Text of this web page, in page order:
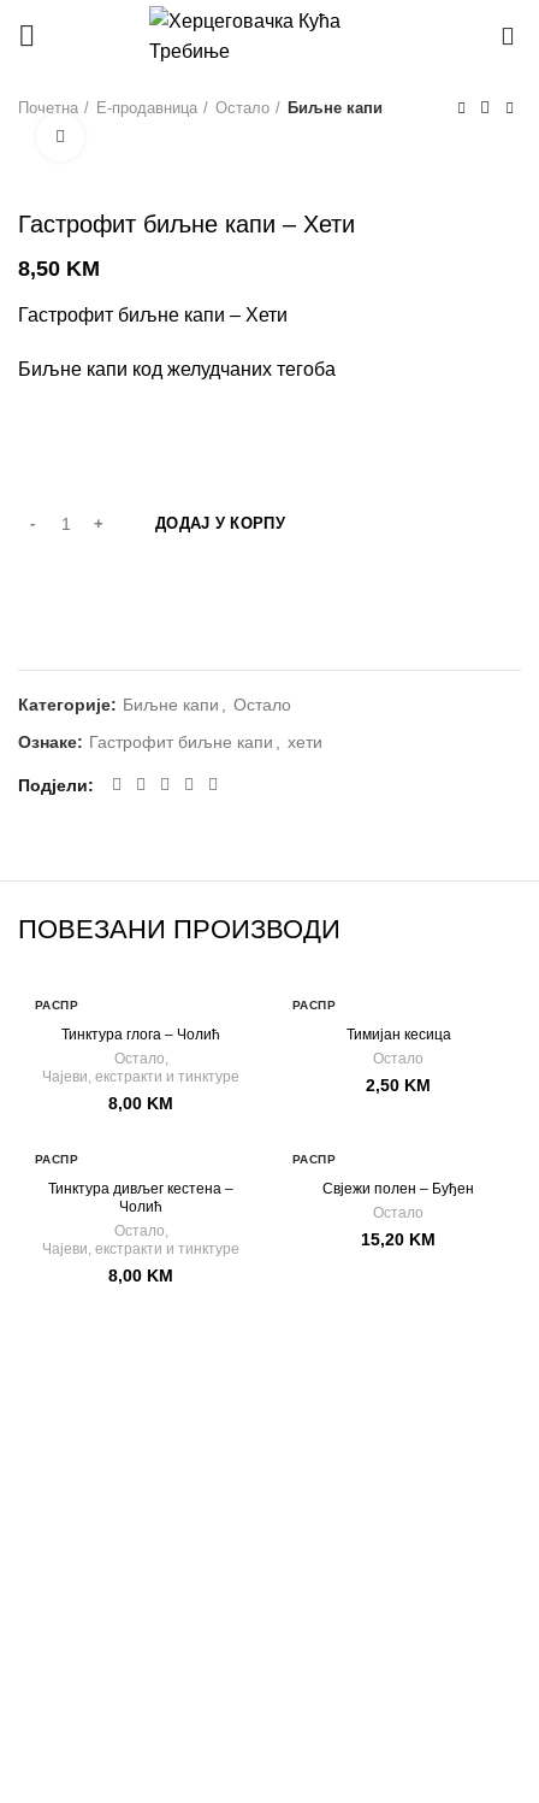
Почетна Е-продавница Остало
Биљне капи
Гастрофит биљне капи – Хети
8,50 KM
Гастрофит биљне капи – Хети
Биљне капи код желудчаних тегоба
ДОДАЈ У КОРПУ
Категорије: Биљне капи
Остало
Ознаке: Гастрофит биљне капи хети
Подјели
ПОВЕЗАНИ ПРОИЗВОДИ
РАСПР
ОТинктура глога – Чолић
Остало,
Чајеви, екстракти и тинктуре
8,00 KM
РАСПР
Тимијан кесица
Остало
2,50 KM
РАСПР
О
Тинктура дивљег кестена –
Чолић
Остало,
Чајеви, екстракти и тинктуре
8,00 KM
РАСПР
Свјежи полен – Буђен
Остало
15,20 KM